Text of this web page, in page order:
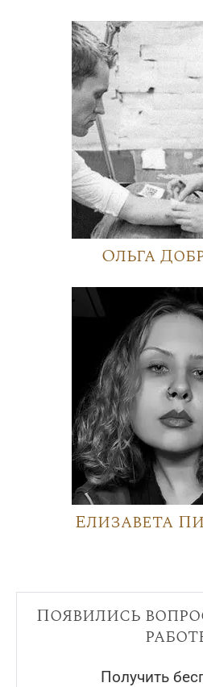
Ольга
Елизавета
Появились
Получить